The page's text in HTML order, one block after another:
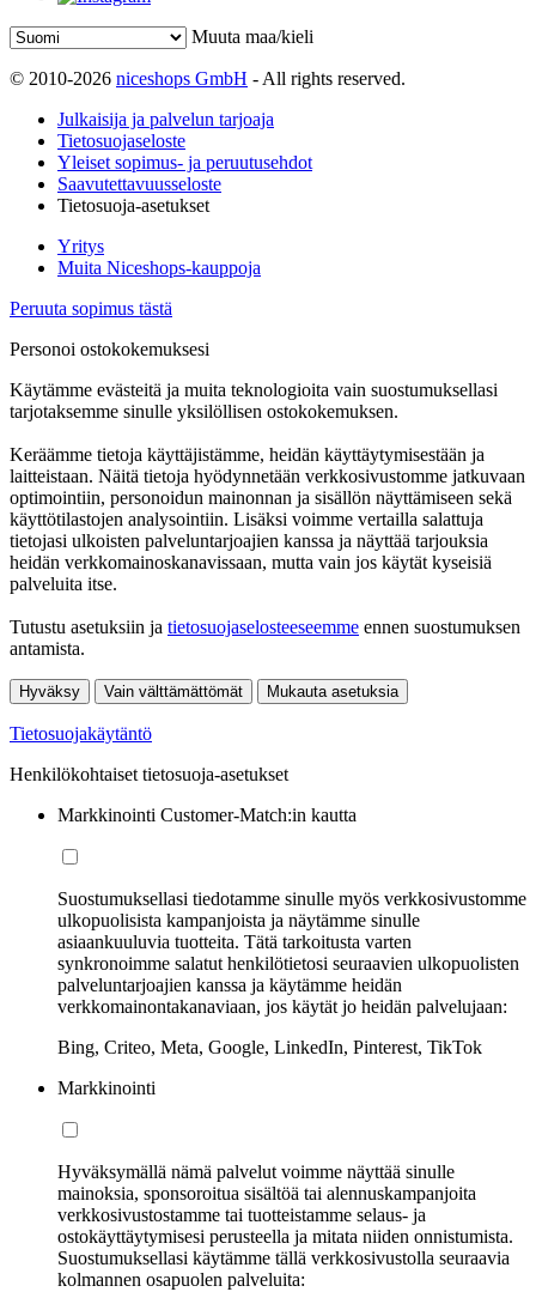
Muuta maa/kieli
© 2010-2026 niceshops GmbH - All rights reserved.
Julkaisija ja palvelun tarjoaja
Tietosuojaseloste
Yleiset sopimus- ja peruutusehdot
Saavutettavuusseloste
Tietosuoja-asetukset
Yritys
Muita Niceshops-kauppoja
Peruuta sopimus tästä
Personoi ostokokemuksesi
Käytämme evästeitä ja muita teknologioita vain suostumuksellasi
tarjotaksemme sinulle yksilöllisen ostokokemuksen.
Keräämme tietoja käyttäjistämme, heidän käyttäytymisestään ja
laitteistaan. Näitä tietoja hyödynnetään verkkosivustomme jatkuvaan
optimointiin, personoidun mainonnan ja sisällön näyttämiseen sekä
käyttötilastojen analysointiin. Lisäksi voimme vertailla salattuja
tietojasi ulkoisten palveluntarjoajien kanssa ja näyttää tarjouksia
heidän verkkomainoskanavissaan, mutta vain jos käytät kyseisiä
palveluita itse.
Tutustu asetuksiin ja tietosuojaselosteeseemme ennen suostumuksen
antamista.
Hyväksy Vain välttämättömät Mukauta asetuksia
Tietosuojakäytäntö
Henkilökohtaiset tietosuoja-asetukset
Markkinointi Customer-Match:in kautta
Suostumuksellasi tiedotamme sinulle myös verkkosivustomme
ulkopuolisista kampanjoista ja näytämme sinulle
asiaankuuluvia tuotteita. Tätä tarkoitusta varten
synkronoimme salatut henkilötietosi seuraavien ulkopuolisten
palveluntarjoajien kanssa ja käytämme heidän
verkkomainontakanaviaan, jos käytät jo heidän palvelujaan:
Bing, Criteo, Meta, Google, LinkedIn, Pinterest, TikTok
Markkinointi
Hyväksymällä nämä palvelut voimme näyttää sinulle
mainoksia, sponsoroitua sisältöä tai alennuskampanjoita
verkkosivustostamme tai tuotteistamme selaus- ja
ostokäyttäytymisesi perusteella ja mitata niiden onnistumista.
Suostumuksellasi käytämme tällä verkkosivustolla seuraavia
kolmannen osapuolen palveluita: